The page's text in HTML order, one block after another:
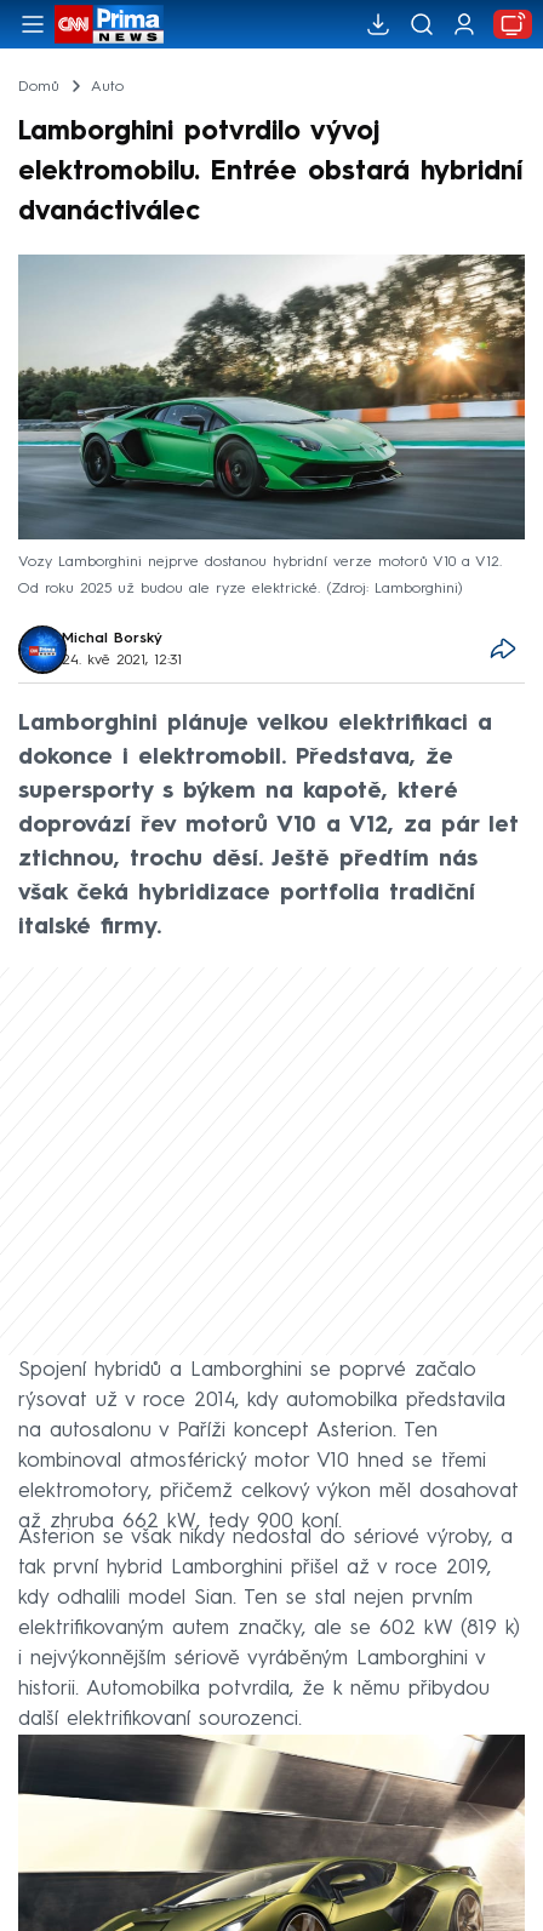
Domů Auto
Lamborghini potvrdilo vývoj
elektromobilu. Entrée obstará hybridní
dvanáctiválec
Vozy Lamborghini nejprve dostanou hybridní verze motorů V10 a V12.
Od roku 2025 už budou ale ryze elektrické.
Zdroj: Lamborghini
Michal Borský
24. kvě 2021, 12:31
Lamborghini plánuje velkou elektrifikaci a
dokonce i elektromobil. Představa, že
supersporty s býkem na kapotě, které
doprovází řev motorů V10 a V12, za pár let
ztichnou, trochu děsí. Ještě předtím nás
však čeká hybridizace portfolia tradiční
italské firmy.
Spojení hybridů a Lamborghini se poprvé začalo
rýsovat už v roce 2014, kdy automobilka představila
na autosalonu v Paříži koncept Asterion. Ten
kombinoval atmosférický motor V10 hned se třemi
elektromotory, přičemž celkový výkon měl dosahovat
až zhruba 662 kW, tedy 900 koní.
Asterion se však nikdy nedostal do sériové výroby, a
tak první hybrid Lamborghini přišel až v roce 2019,
kdy odhalili model Sian. Ten se stal nejen prvním
elektrifikovaným autem značky, ale se 602 kW (819 k)
i nejvýkonnějším sériově vyráběným Lamborghini v
historii. Automobilka potvrdila, že k němu přibydou
další elektrifikovaní sourozenci.